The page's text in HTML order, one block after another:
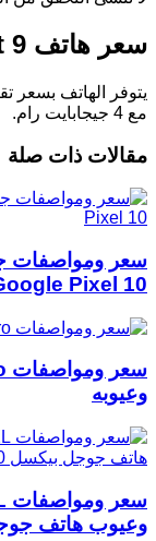
سعر هاتف Infinix Hot 9
مع 4 جيجابايت رام.
مقالات ذات صلة
Pixel 10
وعيوبه
وعيوب هاتف جوجل